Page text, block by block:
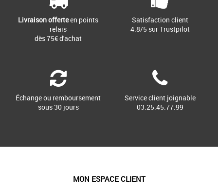
Livraison offerteen points
relais
dès 75€ d'achat
Satisfaction client
4.8/5 sur Trustpilot
Échange ou remboursement
sous 30 jours
Service client joignable
03.25.45.77.99
MON ESPACE CLIENT